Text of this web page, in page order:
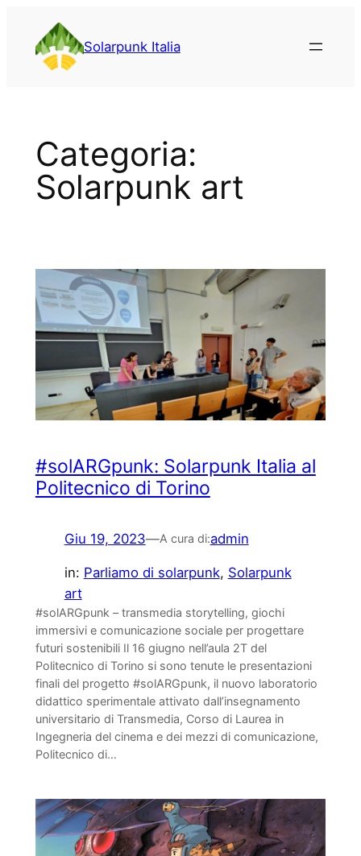
contenuto
Solarpunk Italia
Categoria:
Solarpunk art
#solARGpunk: Solarpunk Italia al
Politecnico di Torino
Giu 19, 2023—A cura di:admin
in: Parliamo di solarpunk, Solarpunk
art
#solARGpunk – transmedia storytelling, giochi
immersivi e comunicazione sociale per progettare
futuri sostenibili Il 16 giugno nell’aula 2T del
Politecnico di Torino si sono tenute le presentazioni
finali del progetto #solARGpunk, il nuovo laboratorio
didattico sperimentale attivato dall’insegnamento
universitario di Transmedia, Corso di Laurea in
Ingegneria del cinema e dei mezzi di comunicazione,
Politecnico di…